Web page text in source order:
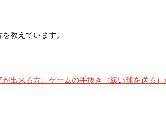
教えています。
出来る方、ゲームの手抜き（緩い球を送る）